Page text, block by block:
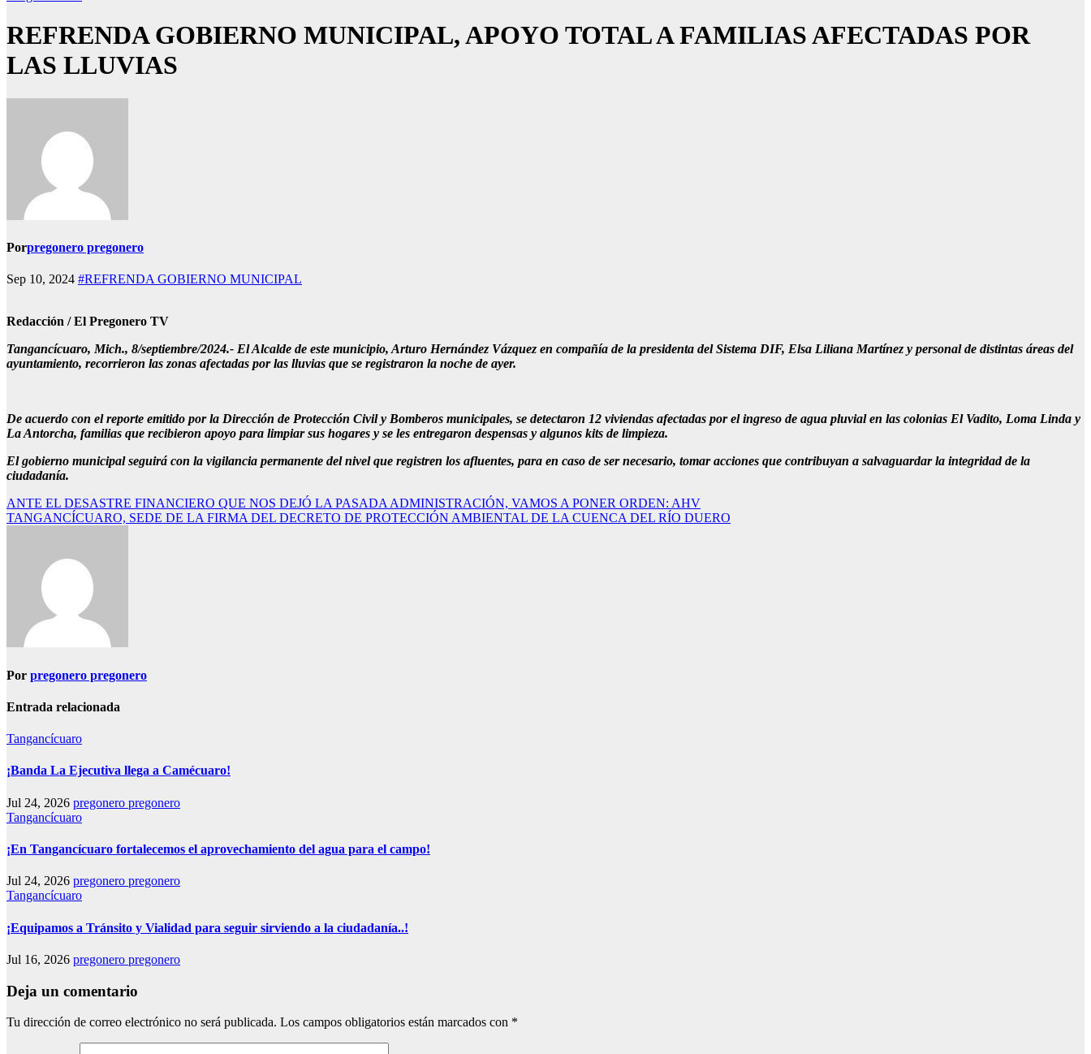
REFRENDA GOBIERNO MUNICIPAL, APOYO TOTAL A FAMILIAS AFECTADAS POR
LAS LLUVIAS
Porpregonero pregonero
Sep 10, 2024 #REFRENDA GOBIERNO MUNICIPAL
Redacción / El Pregonero TV
Tangancícuaro, Mich., 8/septiembre/2024.- El Alcalde de este municipio, Arturo Hernández Vázquez en compañía de la presidenta del Sistema DIF, Elsa Liliana Martínez y personal de distintas áreas del
ayuntamiento, recorrieron las zonas afectadas por las lluvias que se registraron la noche de ayer.
De acuerdo con el reporte emitido por la Dirección de Protección Civil y Bomberos municipales, se detectaron 12 viviendas afectadas por el ingreso de agua pluvial en las colonias El Vadito, Loma Linda y
La Antorcha, familias que recibieron apoyo para limpiar sus hogares y se les entregaron despensas y algunos kits de limpieza.
El gobierno municipal seguirá con la vigilancia permanente del nivel que registren los afluentes, para en caso de ser necesario, tomar acciones que contribuyan a salvaguardar la integridad de la
ciudadanía.
Navegación
de
ANTE EL DESASTRE FINANCIERO QUE NOS DEJÓ LA PASADA ADMINISTRACIÓN, VAMOS A PONER ORDEN: AHV
TANGANCÍCUARO, SEDE DE LA FIRMA DEL DECRETO DE PROTECCIÓN AMBIENTAL DE LA CUENCA DEL RÍO DUERO
Por pregonero pregonero
Entrada relacionada
Tangancícuaro
¡Banda La Ejecutiva llega a Camécuaro!
Jul 24, 2026 pregonero pregonero
Tangancícuaro
¡En Tangancícuaro fortalecemos el aprovechamiento del agua para el campo!
Jul 24, 2026 pregonero pregonero
Tangancícuaro
¡Equipamos a Tránsito y Vialidad para seguir sirviendo a la ciudadanía..!
Jul 16, 2026 pregonero pregonero
Deja un comentario
Tu dirección de correo electrónico no será publicada. Los campos obligatorios están marcados con *